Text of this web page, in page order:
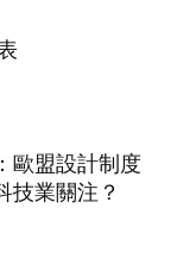
歐盟設計制度
技業關注？